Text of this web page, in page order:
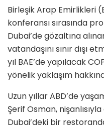
Birleşik Arap Emirlikleri
konferansı sırasında
Dubai’de gözaltına
vatandaşını sınır dışı
yıl BAE’de yapılacak
yönelik yaklaşım
Uzun yıllar ABD’de
Şerif Osman,
Dubai’deki bir